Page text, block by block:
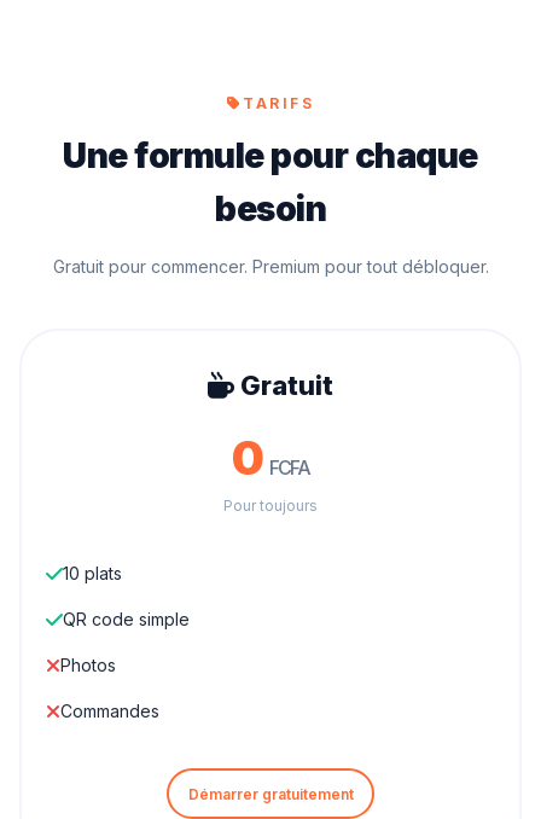
TARIFS
Une formule pour chaque
besoin
Gratuit pour commencer. Premium pour tout débloquer.
Gratuit
0 FCFA
Pour toujours
10 plats
QR code simple
Photos
Commandes
Démarrer gratuitement